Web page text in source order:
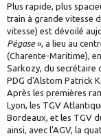
Plus rapide, plus
train à grande vitesse
vitesse) est dévoilé
Pégase», a lieu au
(Charente-Maritime),
Sarkozy, du secrétaire
PDG d'Alstom Patrick
Après les premières
Lyon, les TGV
Bordeaux, et les TGV
ainsi, avec l'AGV, la